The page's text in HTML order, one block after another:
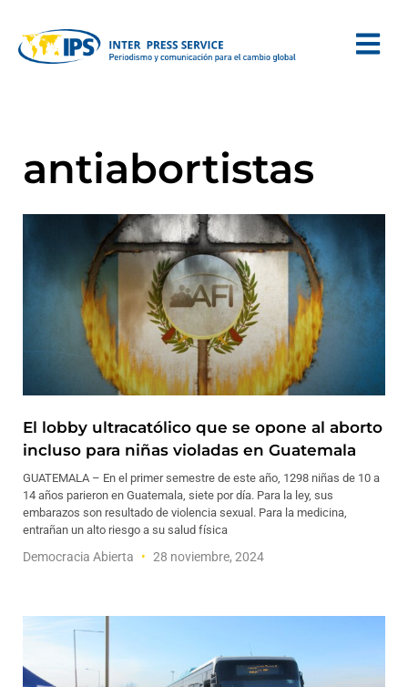
antiabortistas
El lobby ultracatólico que se opone al aborto
incluso para niñas violadas en Guatemala
GUATEMALA – En el primer semestre de este año, 1298 niñas de 10 a
14 años parieron en Guatemala, siete por día. Para la ley, sus
embarazos son resultado de violencia sexual. Para la medicina,
entrañan un alto riesgo a su salud física
Democracia Abierta 28 noviembre, 2024